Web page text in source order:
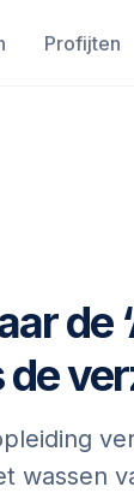
Profijten
de
wassen